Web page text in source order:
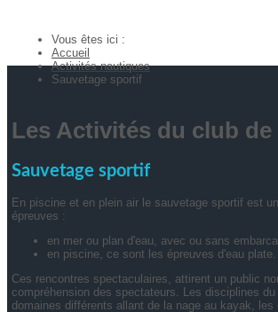
Vous êtes ici :
Accueil
Activités nautiques
Sauvetage sportif
Les Activités du club
Sauvetage sportif
En piscine et en plein air le sauvetage sportif est
épreuves :
en mer ou plan d'eau, avec ou sans
en piscine, ce sont les épreuves d'eau plate.
Ces rencontres spectaculaires, attirent un public
compréhension des spectateurs. Les disciplines
domaines différents allant de la nage au kayak,